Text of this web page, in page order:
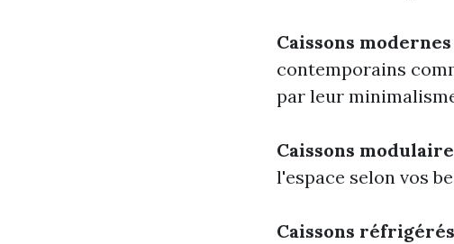
Caissons modernes
contemporains
par leur
Caissons
l'espace selon vos
Caissons réfrigérés